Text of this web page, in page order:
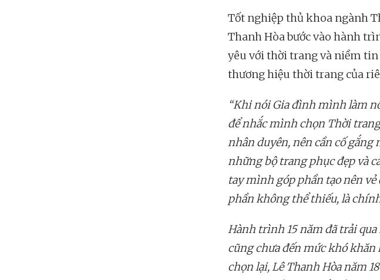
Tốt nghiệp thủ khoa ngành
Thanh Hòa bước vào hành
yêu với thời trang và niềm
thương hiệu thời trang của
“Khi nói Gia đình mình làm
để nhắc mình chọn Thời
nhân duyên, nên cần cố gắng
những bộ trang phục đẹp và
tay mình góp phần tạo nên
phần không thể thiếu, là
Hành trình 15 năm đã trải
cũng chưa đến mức khó khăn
chọn lại, Lê Thanh Hòa năm